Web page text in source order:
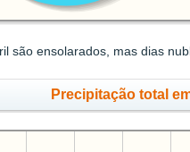
são ensolarados, mas dias
Precipitação total